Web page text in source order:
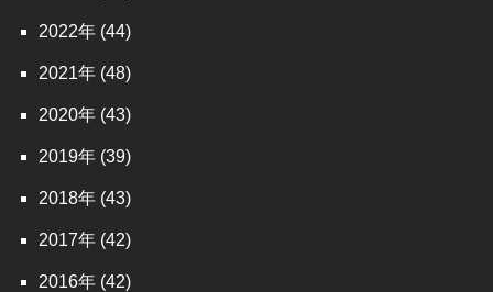
2022 (44)
2021 (48)
2020 (43)
2019 (39)
2018 (43)
2017 (42)
2016 (42)